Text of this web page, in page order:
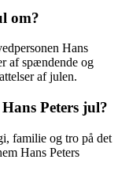
om?
Hans
af spændende og
af julen.
Peters jul?
familie og tro på det
Hans Peters